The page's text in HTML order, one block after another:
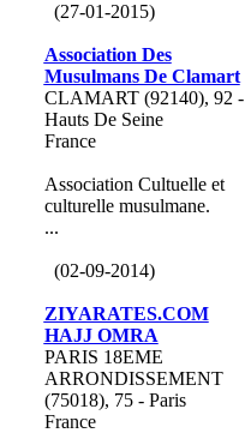
(27-01-2015)
Association Des
Musulmans De Clamart
CLAMART (92140), 92 -
Hauts De Seine
France
Association Cultuelle et
culturelle musulmane.
...
(02-09-2014)
ZIYARATES.COM
HAJJ OMRA
PARIS 18EME
ARRONDISSEMENT
(75018), 75 - Paris
France